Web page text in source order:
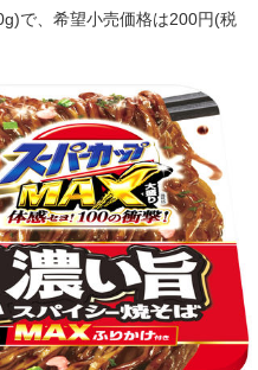
で、希望小売価格は200円(税